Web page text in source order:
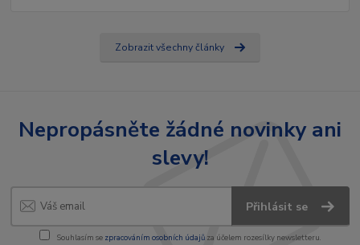
Zobrazit všechny články
Nepropásněte žádné novinky ani
slevy!
Přihlásit se
Souhlasím se zpracováním osobních údajůza účelem rozesílky newsletteru.